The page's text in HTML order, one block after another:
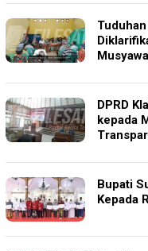
DPRD
kepada
Bupati
Kepada